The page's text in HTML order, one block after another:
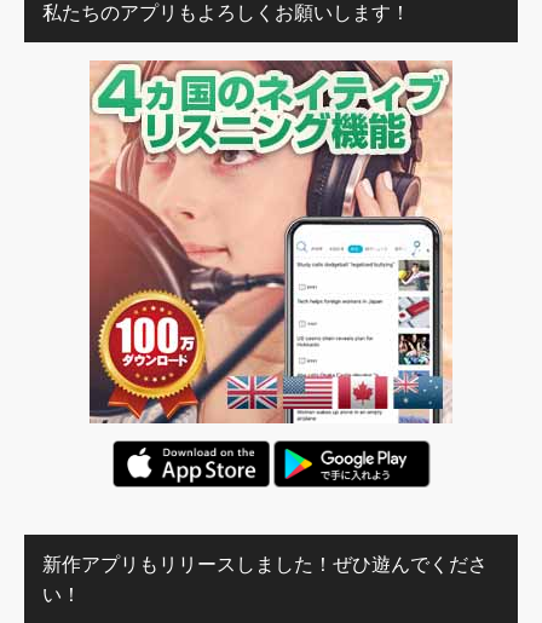
私たちのアプリもよろしくお願いします！
新作アプリもリリースしました！ぜひ遊んでくださ
い！